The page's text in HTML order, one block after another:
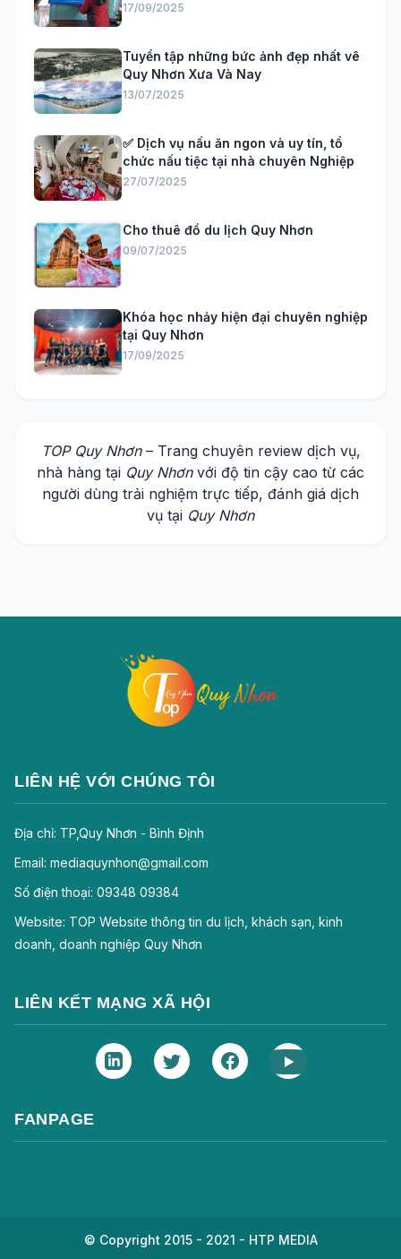
17/09/2025
Tuyển tập những bức ảnh đẹp nhất vê
Quy Nhơn Xưa Và Nay
13/07/2025
✅ Dịch vụ nấu ăn ngon và uy tín, tổ
chức nấu tiệc tại nhà chuyên Nghiệp
27/07/2025
Cho thuê đồ du lịch Quy Nhơn
09/07/2025
Khóa học nhảy hiện đại chuyên nghiệp
tại Quy Nhơn
17/09/2025
TOP Quy Nhơn– Trang chuyên review dịch vụ,
nhà hàng tại Quy Nhơnvới độ tin cậy cao từ các
người dùng trải nghiệm trực tiếp, đánh giá dịch
vụ tại Quy Nhơn
LIÊN HỆ VỚI CHÚNG TÔI
Địa chỉ: TP,Quy Nhơn - Bình Định
Email: mediaquynhon@gmail.com
Số điện thoại: 09348 09384
Website: TOP Website thông tin du lịch, khách sạn, kinh
doanh, doanh nghiệp Quy Nhơn
LIÊN KẾT MẠNG XÃ HỘI
FANPAGE
© Copyright 2015 - 2021 - HTP MEDIA